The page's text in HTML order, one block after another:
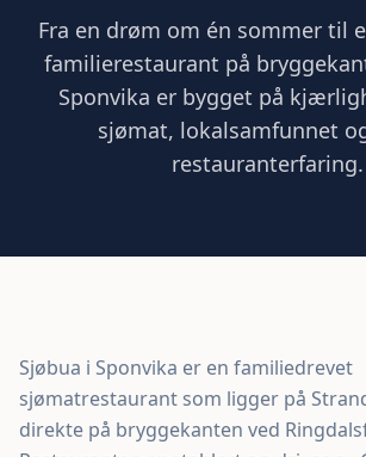
Fra en drøm om én sommer til
familierestaurant på
Sponvika er bygget på
sjømat, lokalsamfunnet
restauranterfaring.
Sjøbua i Sponvika er en familiedrevet
sjømatrestaurant som ligger på
direkte på bryggekanten ved